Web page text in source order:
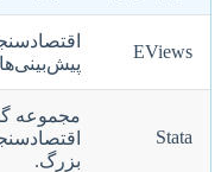
EViews
Stata
مجموعه
بزرگ.